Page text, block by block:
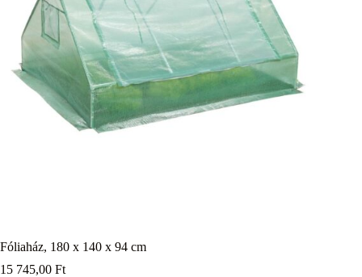
Fóliaház, 180 x 140 x 94 cm
15 745,00 Ft